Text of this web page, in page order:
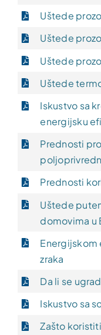
Uštede
Uštede
Uštede
Uštede
Iskustvo sa
energijsku
Prednosti
Prednosti
Uštede
domovima u
Energijskom
zraka
Da li se
Iskustvo sa
Zašto